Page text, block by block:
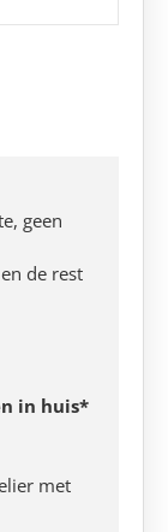
geen
de rest
in huis*
met